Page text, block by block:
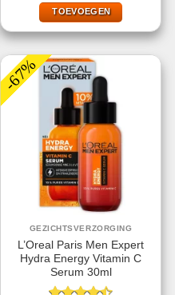
€19,95.
TOEVOEGEN
-67%
GEZICHTSVERZORGING
L’Oreal Paris Men Expert
Hydra Energy Vitamin C
Serum 30ml